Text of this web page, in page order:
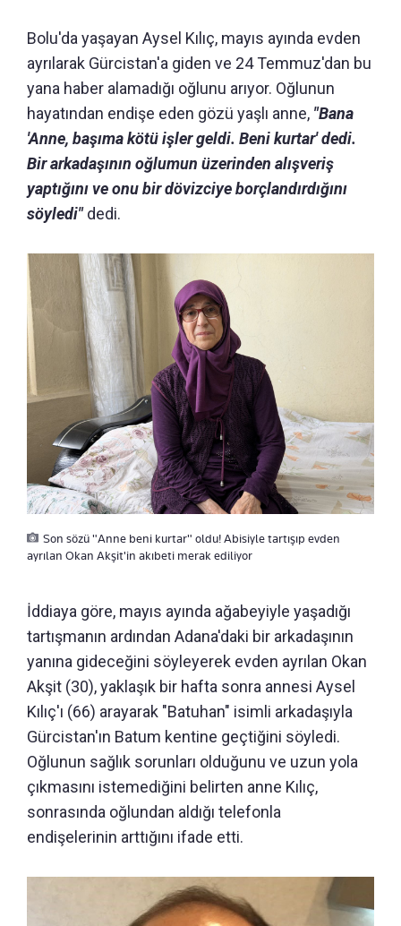
Bolu'da yaşayan Aysel Kılıç, mayıs ayında evden
ayrılarak Gürcistan'a giden ve 24 Temmuz'dan bu
yana haber alamadığı oğlunu arıyor. Oğlunun
hayatından endişe eden gözü yaşlı anne, "Bana
'Anne, başıma kötü işler geldi. Beni kurtar' dedi.
Bir arkadaşının oğlumun üzerinden alışveriş
yaptığını ve onu bir dövizciye borçlandırdığını
söyledi"dedi.
Son sözü "Anne beni kurtar" oldu! Abisiyle tartışıp evden
ayrılan Okan Akşit'in akıbeti merak ediliyor
İddiaya göre, mayıs ayında ağabeyiyle yaşadığı
tartışmanın ardından Adana'daki bir arkadaşının
yanına gideceğini söyleyerek evden ayrılan Okan
Akşit (30), yaklaşık bir hafta sonra annesi Aysel
Kılıç'ı (66) arayarak "Batuhan" isimli arkadaşıyla
Gürcistan'ın Batum kentine geçtiğini söyledi.
Oğlunun sağlık sorunları olduğunu ve uzun yola
çıkmasını istemediğini belirten anne Kılıç,
sonrasında oğlundan aldığı telefonla
endişelerinin arttığını ifade etti.